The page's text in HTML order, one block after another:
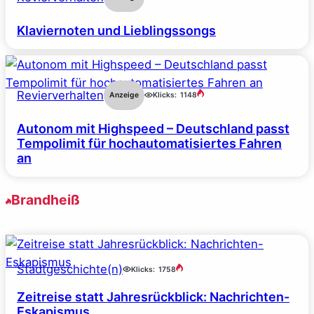
Klaviernoten und Lieblingssongs
Revierverhalten Anzeige Klicks: 1148
Autonom mit Highspeed – Deutschland passt
Tempolimit für hochautomatisiertes Fahren
an
Brandheiß
Stadtgeschichte(n) Klicks: 1758
Zeitreise statt Jahresrückblick: Nachrichten-